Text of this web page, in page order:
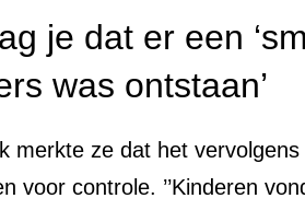
je dat er een
was ontstaan’
merkte ze dat het
voor controle. ’’Kinderen